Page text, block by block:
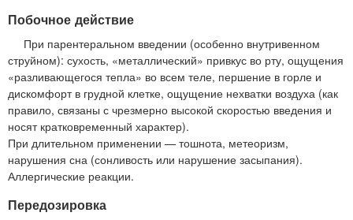
Побочное действие
При парентеральном введении (особенно внутривенном
струйном): сухость, «металлический» привкус во рту, ощущения
«разливающегося тепла» во всем теле, першение в горле и
дискомфорт в грудной клетке, ощущение нехватки воздуха (как
правило, связаны с чрезмерно высокой скоростью введения и
носят кратковременный характер).
При длительном применении — тошнота, метеоризм,
нарушения сна (сонливость или нарушение засыпания).
Аллергические реакции.
Передозировка